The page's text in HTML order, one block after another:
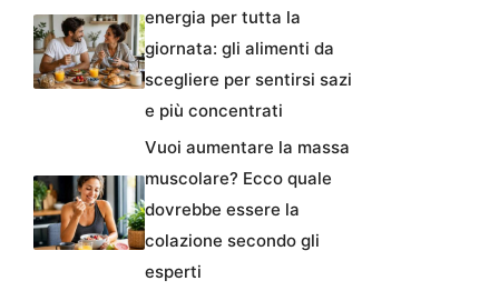
energia per tutta la
giornata: gli alimenti da
scegliere per sentirsi sazi
e più concentrati
Vuoi aumentare la massa
muscolare? Ecco quale
dovrebbe essere la
colazione secondo gli
esperti